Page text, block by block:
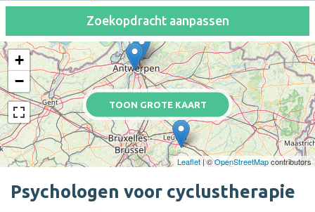
Zoekopdracht aanpassen
TOON GROTE KAART
+
−
Leaflet| ©OpenStreetMapcontributors
Psychologen voor cyclustherapie